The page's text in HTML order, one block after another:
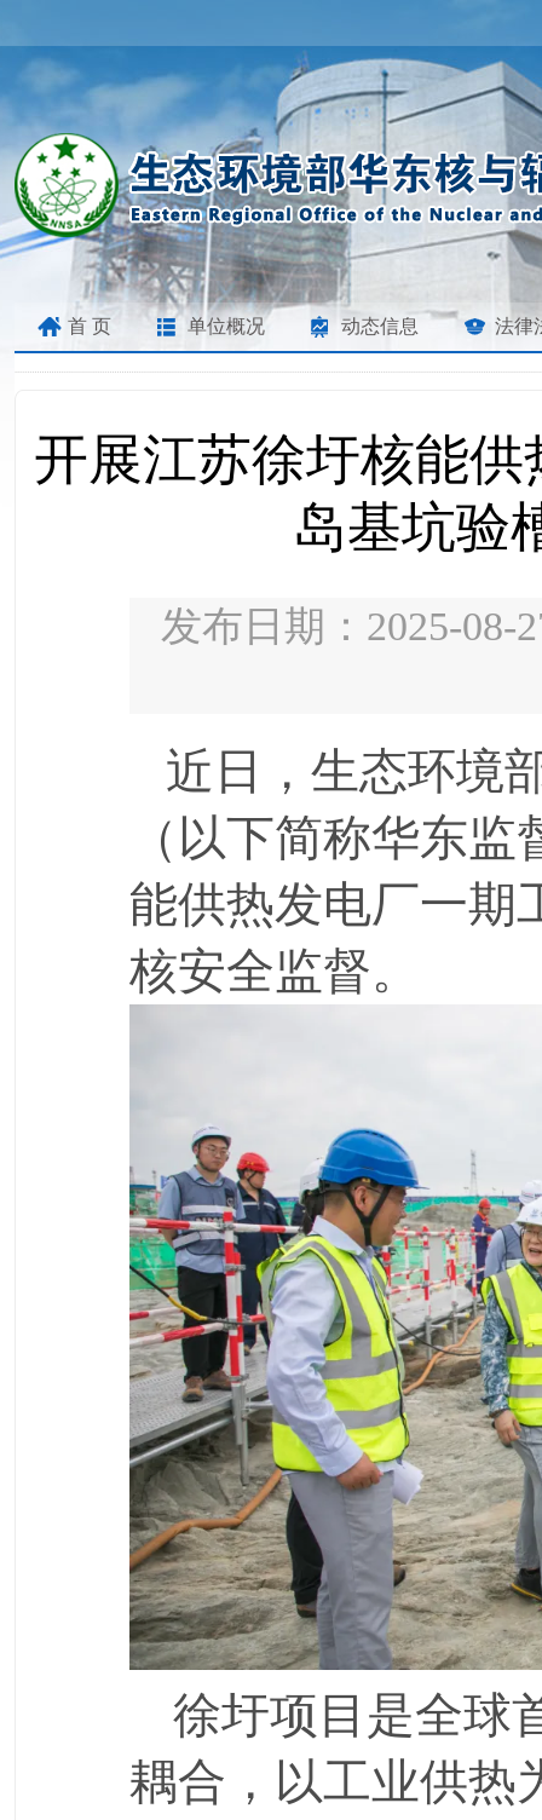
首 页 单位概况 动态信息 法律
开展江苏徐圩核能
岛基坑验
发布日期：2025-08-
近日，生态环境
（以下简称华东
能供热发电厂一期
核安全监督。
徐圩项目是全球
耦合，以工业供热